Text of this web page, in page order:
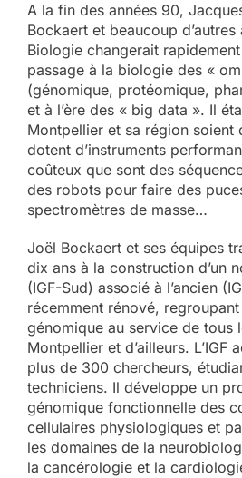
A la fin des années 90,
Bockaert et beaucoup
Biologie changerait
passage à la biologie des «
(génomique, protéomique,
et à l’ère des « big data ». Il
Montpellier et sa région soient
dotent d’instruments
coûteux que sont des
des robots pour faire des
spectromètres de masse…
Joël Bockaert et ses équipes
dix ans à la construction d’un
(IGF-Sud) associé à l’ancien
récemment rénové,
génomique au service de tous
Montpellier et d’ailleurs. L’IGF
plus de 300 chercheurs,
techniciens. Il développe un
génomique fonctionnelle des
cellulaires physiologiques et
les domaines de la
la cancérologie et la